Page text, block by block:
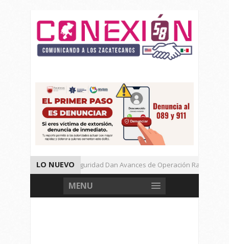
LO NUEVO
Autoridades de Seguridad Dan Avances de Operación Rastrillo.
Gran Festival de Música Electrónica en Festival Cultural de
MENU